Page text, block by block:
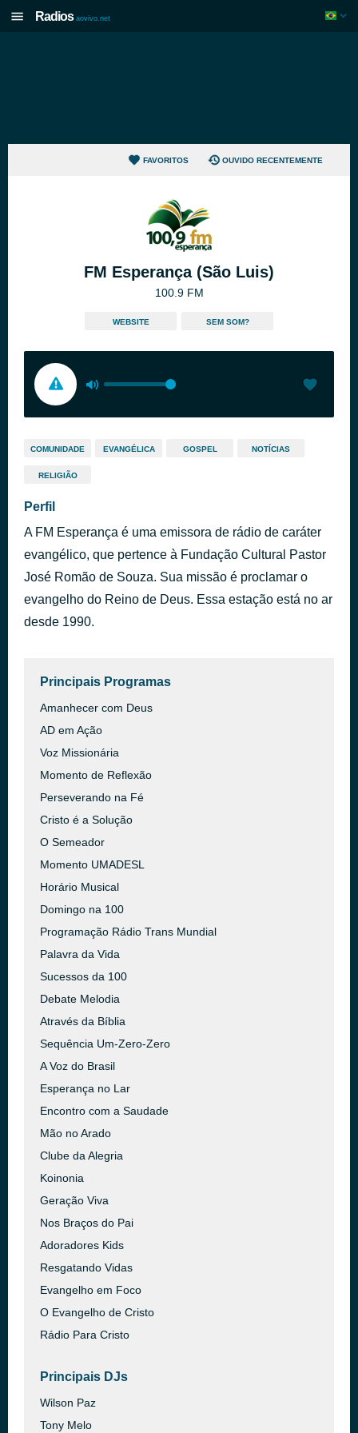
Radios aovivo.net
FAVORITOS OUVIDO RECENTEMENTE
FM Esperança (São Luis)
100.9 FM
WEBSITE SEM SOM?
COMUNIDADE EVANGÉLICA GOSPEL NOTÍCIAS
RELIGIÃO
Perfil
A FM Esperança é uma emissora de rádio de caráter
evangélico, que pertence à Fundação Cultural Pastor
José Romão de Souza. Sua missão é proclamar o
evangelho do Reino de Deus. Essa estação está no ar
desde 1990.
Principais Programas
Amanhecer com Deus
AD em Ação
Voz Missionária
Momento de Reflexão
Perseverando na Fé
Cristo é a Solução
O Semeador
Momento UMADESL
Horário Musical
Domingo na 100
Programação Rádio Trans Mundial
Palavra da Vida
Sucessos da 100
Debate Melodia
Através da Bíblia
Sequência Um-Zero-Zero
A Voz do Brasil
Esperança no Lar
Encontro com a Saudade
Mão no Arado
Clube da Alegria
Koinonia
Geração Viva
Nos Braços do Pai
Adoradores Kids
Resgatando Vidas
Evangelho em Foco
O Evangelho de Cristo
Rádio Para Cristo
Principais DJs
Wilson Paz
Tony Melo